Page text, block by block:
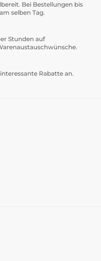
Bei Bestellungen bis
selben Tag.
Stunden auf
Rabatte an.